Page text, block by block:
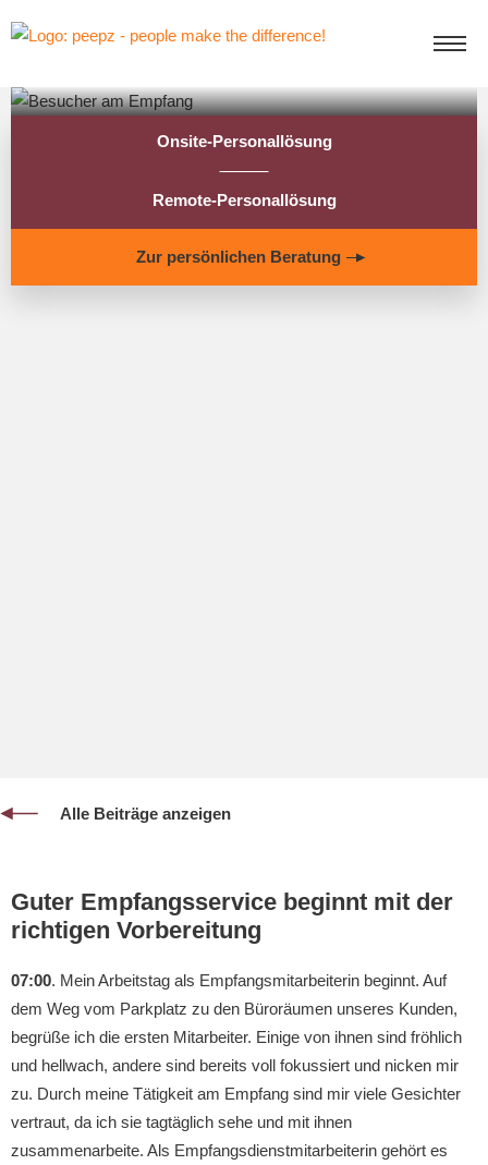
Onsite-Personallösung
Remote-Personallösung
Zur persönlichen Beratung
Alle Beiträge anzeigen
Guter Empfangsservice beginnt mit der
richtigen Vorbereitung
07:00. Mein Arbeitstag als Empfangsmitarbeiterin beginnt. Auf
dem Weg vom Parkplatz zu den Büroräumen unseres Kunden,
begrüße ich die ersten Mitarbeiter. Einige von ihnen sind fröhlich
und hellwach, andere sind bereits voll fokussiert und nicken mir
zu. Durch meine Tätigkeit am Empfang sind mir viele Gesichter
vertraut, da ich sie tagtäglich sehe und mit ihnen
zusammenarbeite. Als Empfangsdienstmitarbeiterin gehört es